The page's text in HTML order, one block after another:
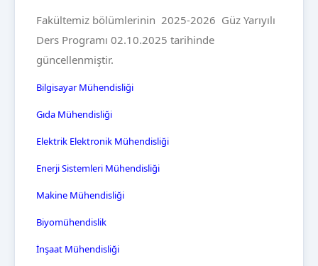
Fakültemiz bölümlerinin 2025-2026 Güz Yarıyılı
Ders Programı 02.10.2025 tarihinde
güncellenmiştir.
Bilgisayar Mühendisliği
Gıda Mühendisliği
Elektrik Elektronik Mühendisliği
Enerji Sistemleri Mühendisliği
Makine Mühendisliği
Biyomühendislik
İnşaat Mühendisliği